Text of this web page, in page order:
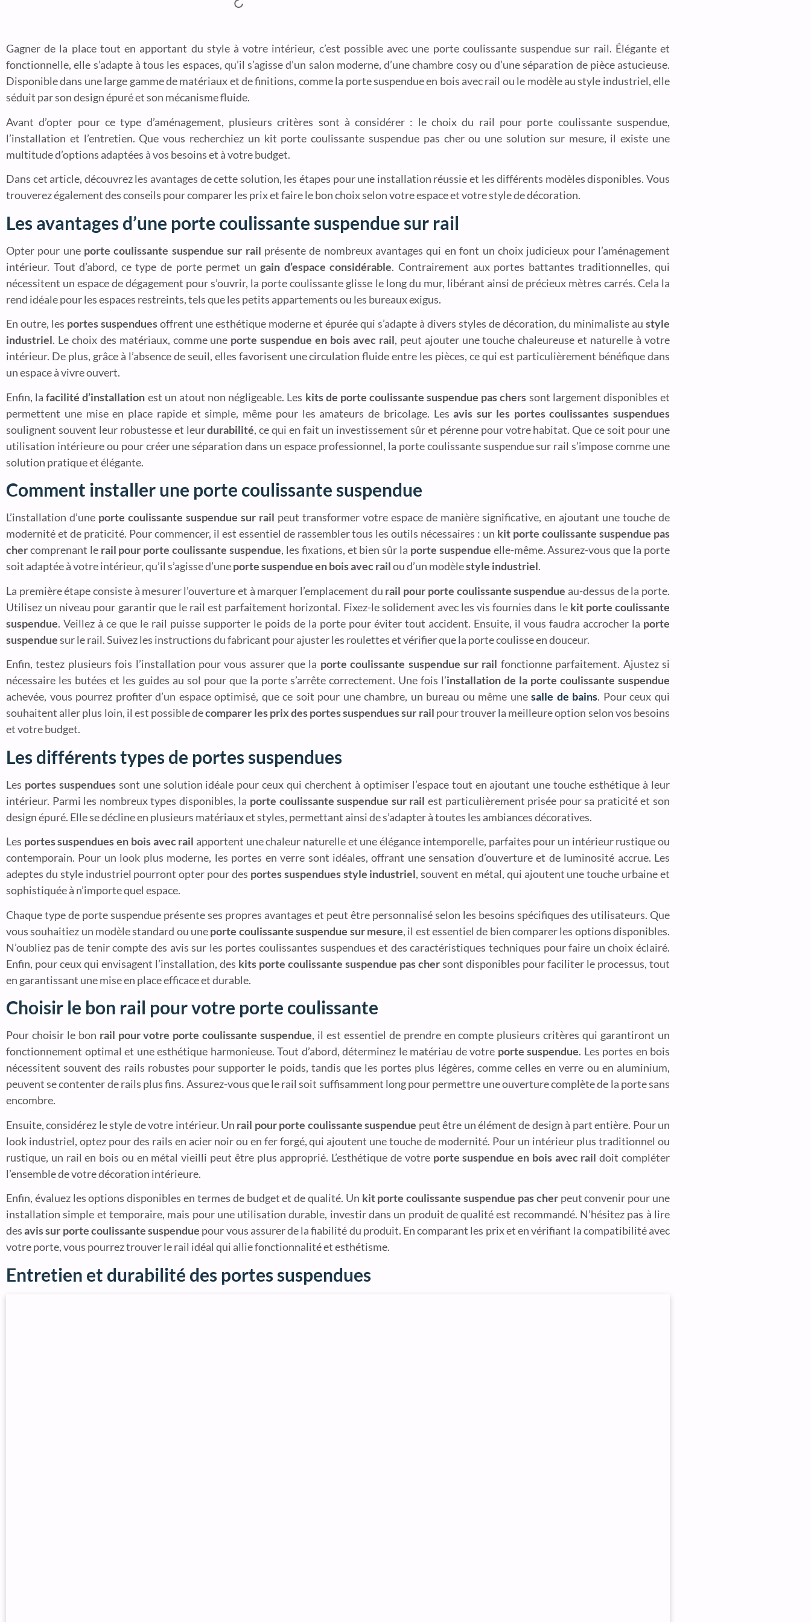
Gagner de la place tout en apportant du style à votre intérieur, c’est possible avec une porte coulissante suspendue sur rail. Élégante et
fonctionnelle, elle s’adapte à tous les espaces, qu’il s’agisse d’un salon moderne, d’une chambre cosy ou d’une séparation de pièce astucieuse.
Disponible dans une large gamme de matériaux et de finitions, comme la porte suspendue en bois avec rail ou le modèle au style industriel, elle
séduit par son design épuré et son mécanisme fluide.
Avant d’opter pour ce type d’aménagement, plusieurs critères sont à considérer : le choix du rail pour porte coulissante suspendue,
l’installation et l’entretien. Que vous recherchiez un kit porte coulissante suspendue pas cher ou une solution sur mesure, il existe une
multitude d’options adaptées à vos besoins et à votre budget.
Dans cet article, découvrez les avantages de cette solution, les étapes pour une installation réussie et les différents modèles disponibles. Vous
trouverez également des conseils pour comparer les prix et faire le bon choix selon votre espace et votre style de décoration.
Les avantages d’une porte coulissante suspendue sur rail
Opter pour une porte coulissante suspendue sur rail présente de nombreux avantages qui en font un choix judicieux pour l’aménagement
intérieur. Tout d’abord, ce type de porte permet ungain d’espace considérable. Contrairement aux portes battantes traditionnelles, qui
nécessitent un espace de dégagement pour s’ouvrir, la porte coulissante glisse le long du mur, libérant ainsi de précieux mètres carrés. Cela la
rend idéale pour les espaces restreints, tels que les petits appartements ou les bureaux exigus.
En outre, les portes suspenduesoffrent une esthétique moderne et épurée qui s’adapte à divers styles de décoration, du minimaliste au style
industriel. Le choix des matériaux, comme une porte suspendue en bois avec rail, peut ajouter une touche chaleureuse et naturelle à votre
intérieur. De plus, grâce à l’absence de seuil, elles favorisent une circulation fluide entre les pièces, ce qui est particulièrement bénéfique dans
un espace à vivre ouvert.
Enfin, lafacilité d’installation est un atout non négligeable. Les kits de porte coulissante suspendue pas chers sont largement disponibles et
permettent une mise en place rapide et simple, même pour les amateurs de bricolage. Lesavis sur les portes coulissantes suspendues
soulignent souvent leur robustesse et leurdurabilité, ce qui en fait un investissement sûr et pérenne pour votre habitat. Que ce soit pour une
utilisation intérieure ou pour créer une séparation dans un espace professionnel, la porte coulissante suspendue sur rail s’impose comme une
solution pratique et élégante.
Comment installer une porte coulissante suspendue
L’installation d’une porte coulissante suspendue sur rail peut transformer votre espace de manière significative, en ajoutant une touche de
modernité et de praticité. Pour commencer, il est essentiel de rassembler tous les outils nécessaires : un kit porte coulissante suspendue pas
chercomprenant le rail pour porte coulissante suspendue, les fixations, et bien sûr la porte suspendue elle-même. Assurez-vous que la porte
soit adaptée à votre intérieur, qu’il s’agisse d’uneporte suspendue en bois avec railou d’un modèlestyle industriel.
La première étape consiste à mesurer l’ouverture et à marquer l’emplacement du rail pour porte coulissante suspendue au-dessus de la porte.
Utilisez un niveau pour garantir que le rail est parfaitement horizontal. Fixez-le solidement avec les vis fournies dans le kit porte coulissante
suspendue. Veillez à ce que le rail puisse supporter le poids de la porte pour éviter tout accident. Ensuite, il vous faudra accrocher la porte
suspenduesur le rail. Suivez les instructions du fabricant pour ajuster les roulettes et vérifier que la porte coulisse en douceur.
Enfin, testez plusieurs fois l’installation pour vous assurer que la porte coulissante suspendue sur rail fonctionne parfaitement. Ajustez si
nécessaire les butées et les guides au sol pour que la porte s’arrête correctement. Une fois l’installation de la porte coulissante suspendue
achevée, vous pourrez profiter d’un espace optimisé, que ce soit pour une chambre, un bureau ou même unesalle de bains. Pour ceux qui
souhaitent aller plus loin, il est possible decomparer les prix des portes suspendues sur rail pour trouver la meilleure option selon vos besoins
et votre budget.
Les différents types de portes suspendues
Les portes suspenduessont une solution idéale pour ceux qui cherchent à optimiser l’espace tout en ajoutant une touche esthétique à leur
intérieur. Parmi les nombreux types disponibles, la porte coulissante suspendue sur rail est particulièrement prisée pour sa praticité et son
design épuré. Elle se décline en plusieurs matériaux et styles, permettant ainsi de s’adapter à toutes les ambiances décoratives.
Les portes suspendues en bois avec rail apportent une chaleur naturelle et une élégance intemporelle, parfaites pour un intérieur rustique ou
contemporain. Pour un look plus moderne, les portes en verre sont idéales, offrant une sensation d’ouverture et de luminosité accrue. Les
adeptes du style industriel pourront opter pour des portes suspendues style industriel, souvent en métal, qui ajoutent une touche urbaine et
sophistiquée à n’importe quel espace.
Chaque type de porte suspendue présente ses propres avantages et peut être personnalisé selon les besoins spécifiques des utilisateurs. Que
vous souhaitiez un modèle standard ou uneporte coulissante suspendue sur mesure, il est essentiel de bien comparer les options disponibles.
N’oubliez pas de tenir compte des avis sur les portes coulissantes suspendues et des caractéristiques techniques pour faire un choix éclairé.
Enfin, pour ceux qui envisagent l’installation, des kits porte coulissante suspendue pas chersont disponibles pour faciliter le processus, tout
en garantissant une mise en place efficace et durable.
Choisir le bon rail pour votre porte coulissante
Pour choisir le bon rail pour votre porte coulissante suspendue, il est essentiel de prendre en compte plusieurs critères qui garantiront un
fonctionnement optimal et une esthétique harmonieuse. Tout d’abord, déterminez le matériau de votre porte suspendue. Les portes en bois
nécessitent souvent des rails robustes pour supporter le poids, tandis que les portes plus légères, comme celles en verre ou en aluminium,
peuvent se contenter de rails plus fins. Assurez-vous que le rail soit suffisamment long pour permettre une ouverture complète de la porte sans
encombre.
Ensuite, considérez le style de votre intérieur. Un rail pour porte coulissante suspendue peut être un élément de design à part entière. Pour un
look industriel, optez pour des rails en acier noir ou en fer forgé, qui ajoutent une touche de modernité. Pour un intérieur plus traditionnel ou
rustique, un rail en bois ou en métal vieilli peut être plus approprié. L’esthétique de votre porte suspendue en bois avec rail doit compléter
l’ensemble de votre décoration intérieure.
Enfin, évaluez les options disponibles en termes de budget et de qualité. Un kit porte coulissante suspendue pas cherpeut convenir pour une
installation simple et temporaire, mais pour une utilisation durable, investir dans un produit de qualité est recommandé. N’hésitez pas à lire
desavis sur porte coulissante suspendue pour vous assurer de la fiabilité du produit. En comparant les prix et en vérifiant la compatibilité avec
votre porte, vous pourrez trouver le rail idéal qui allie fonctionnalité et esthétisme.
Entretien et durabilité des portes suspendues